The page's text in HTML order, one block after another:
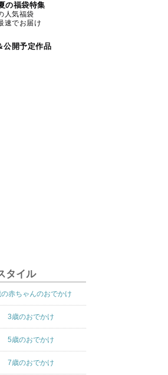
の福袋特集
人気福袋
速でお届け
公開予定作品
タイル
の赤ちゃんのおでかけ
3歳のおでかけ
5歳のおでかけ
7歳のおでかけ